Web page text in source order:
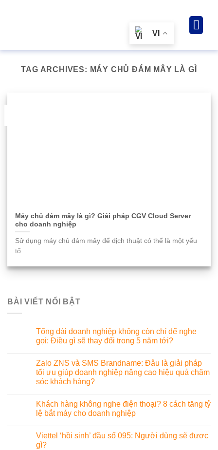
VI
TAG ARCHIVES: MÁY CHỦ ĐÁM MÂY LÀ GÌ
Máy chủ đám mây là gì? Giải pháp CGV Cloud Server
cho doanh nghiệp
Sử dụng máy chủ đám mây để dịch thuật có thể là một yếu
tố...
BÀI VIẾT NỔI BẬT
Tổng đài doanh nghiệp không còn chỉ để nghe
gọi: Điều gì sẽ thay đổi trong 5 năm tới?
Zalo ZNS và SMS Brandname: Đâu là giải pháp
tối ưu giúp doanh nghiệp nâng cao hiệu quả chăm
sóc khách hàng?
Khách hàng không nghe điện thoại? 8 cách tăng tỷ
lệ bắt máy cho doanh nghiệp
Viettel ‘hồi sinh’ đầu số 095: Người dùng sẽ được
gì?